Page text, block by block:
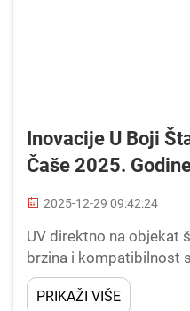
Inovacije U Boji
Čaše 2025.
2025-12-29 09:42:24
UV direktno na objekat
brzina i kompatibilnost
plastične čaše Kako
omogućavaju
PRIKAŽI VIŠE